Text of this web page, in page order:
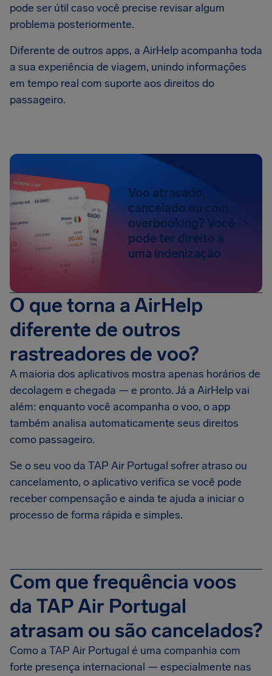
pode ser útil caso você precise revisar algum
problema posteriormente.
Diferente de outros apps, a AirHelp acompanha toda
a sua experiência de viagem, unindo informações
em tempo real com suporte aos direitos do
passageiro.
Voo atrasado,
cancelado ou com
overbooking? Você
pode ter direito a
uma indenização
O que torna a AirHelp
diferente de outros
rastreadores de voo?
A maioria dos aplicativos mostra apenas horários de
decolagem e chegada — e pronto. Já a AirHelp vai
além: enquanto você acompanha o voo, o app
também analisa automaticamente seus direitos
como passageiro.
Se o seu voo da TAP Air Portugal sofrer atraso ou
cancelamento, o aplicativo verifica se você pode
receber compensação e ainda te ajuda a iniciar o
processo de forma rápida e simples.
Com que frequência voos
da TAP Air Portugal
atrasam ou são cancelados?
Como a TAP Air Portugal é uma companhia com
forte presença internacional — especialmente nas